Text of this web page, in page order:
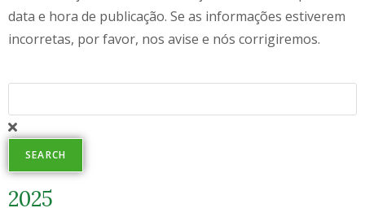
data e hora de publicação. Se as informações estiverem
incorretas, por favor, nos avise e nós corrigiremos.
SEARCH
2025